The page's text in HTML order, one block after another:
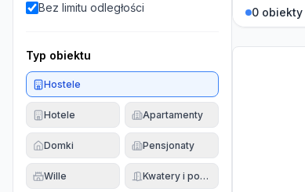
Bez limitu odległości
Typ obiektu
Hostele
Hotele Apartamenty
Domki Pensjonaty
Wille Kwatery i pokoje
0 obiekty